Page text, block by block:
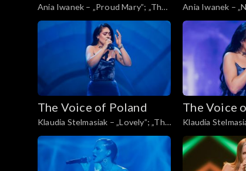
Ania Iwanek – „Proud Mary”; „The
Voice of Poland”, Live, 23 listopada
Ania Iwanek –
„The Voice of
listopada 2024
The Voice of Poland
Klaudia Stelmasiak – „Lovely”; „The
Voice of Poland”, Live, 23 listopada
2024
The Voice
Klaudia
odejść”; „The
Live, 23